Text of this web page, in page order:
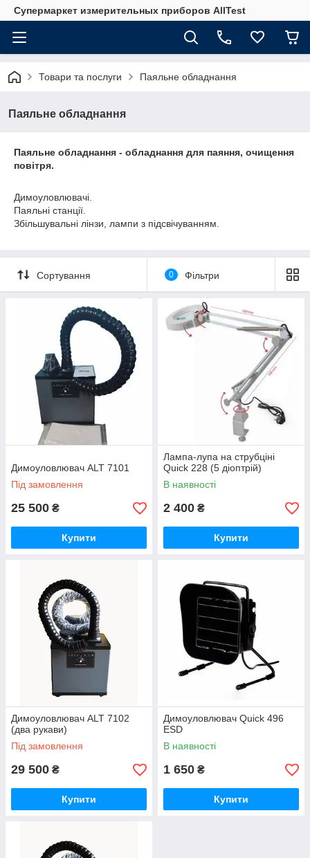
Супермаркет измерительных приборов AllTest
Товари та послуги Паяльне обладнання
Паяльне обладнання
Паяльне обладнання - обладнання для паяння, очищення
повітря.
Димоуловлювачі.
Паяльні станції.
Збільшувальні лінзи, лампи з підсвічуванням.
Сортування 0 Фільтри
Димоуловлювач ALT 7101
Під замовлення
25 500 ₴
Купити
Лампа-лупа на струбціні
Quick 228 (5 діоптрій)
В наявності
2 400 ₴
Купити
Димоуловлювач ALT 7102
(два рукави)
Під замовлення
29 500 ₴
Купити
Димоуловлювач Quick 496
ESD
В наявності
1 650 ₴
Купити